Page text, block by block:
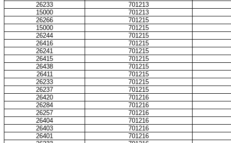
26233
701213
15000
701213
26266
701215
15000
701215
26244
701215
26416
701215
26241
701215
26415
701215
26438
701215
26411
701215
26233
701215
26237
701215
26420
701216
26284
701216
26257
701216
26404
701216
26403
701216
26401
701216